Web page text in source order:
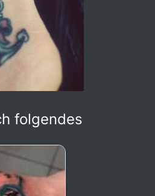
folgendes